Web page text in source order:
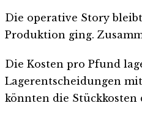
Die operative Story
Produktion ging.
Die Kosten pro Pfund
Lagerentscheidungen
könnten die Stückkosten